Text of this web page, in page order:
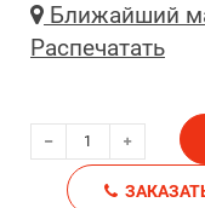
Ближайший
Распечатать